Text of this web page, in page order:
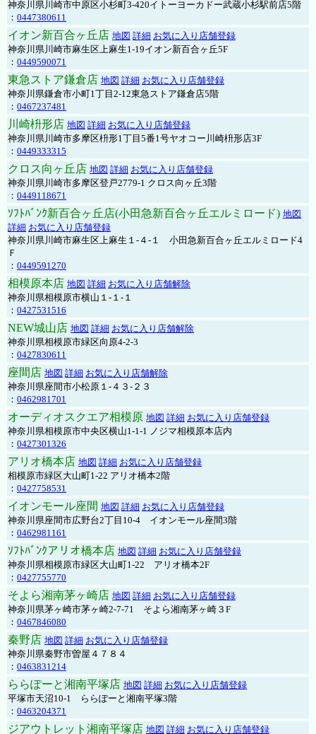
神奈川県川崎市中原区小杉町3-420イトーヨーカドー武蔵小杉駅前店5階
： 0447380611
イオン新百合ヶ丘店 地図 詳細 お気に入り店舗登録
神奈川県川崎市麻生区上麻生1-19イオン新百合ヶ丘5F
： 0449590071
東急ストア鎌倉店 地図 詳細 お気に入り店舗登録
神奈川県鎌倉市小町1丁目2-12東急ストア鎌倉店5階
： 0467237481
川崎枡形店 地図 詳細 お気に入り店舗登録
神奈川県川崎市多摩区枡形1丁目5番1号ヤオコー川崎枡形店3F
： 0449333315
クロス向ヶ丘店 地図 詳細 お気に入り店舗登録
神奈川県川崎市多摩区登戸2779-1 クロス向ヶ丘3階
： 0449118671
ｿﾌﾄﾊﾞﾝｸ新百合ヶ丘店(小田急新百合ヶ丘エルミロード) 地図
詳細 お気に入り店舗登録
神奈川県川崎市麻生区上麻生１-４-１ 小田急新百合ヶ丘エルミロード4
Ｆ
： 0449591270
相模原本店 地図 詳細 お気に入り店舗解除
神奈川県相模原市横山１-１-１
： 0427531516
NEW城山店 地図 詳細 お気に入り店舗解除
神奈川県相模原市緑区向原4-2-3
： 0427830611
座間店 地図 詳細 お気に入り店舗解除
神奈川県座間市小松原１-４３-２３
： 0462981701
オーディオスクエア相模原 地図 詳細 お気に入り店舗登録
神奈川県相模原市中央区横山1-1-1 ノジマ相模原本店内
： 0427301326
アリオ橋本店 地図 詳細 お気に入り店舗登録
相模原市緑区大山町1-22 アリオ橋本2階
： 0427758531
イオンモール座間 地図 詳細 お気に入り店舗登録
神奈川県座間市広野台2丁目10-4 イオンモール座間3階
： 0462981161
ｿﾌﾄﾊﾞﾝｸアリオ橋本店 地図 詳細 お気に入り店舗登録
神奈川県相模原市緑区大山町1-22 アリオ橋本2F
： 0427755770
そよら湘南茅ヶ崎店 地図 詳細 お気に入り店舗登録
神奈川県茅ヶ崎市茅ヶ崎2‐7‐71 そよら湘南茅ヶ崎３F
： 0467846080
秦野店 地図 詳細 お気に入り店舗登録
神奈川県秦野市曽屋４７８４
： 0463831214
ららぽーと湘南平塚店 地図 詳細 お気に入り店舗登録
平塚市天沼10-1 ららぽーと湘南平塚3階
： 0463204371
ジアウトレット湘南平塚店 地図 詳細 お気に入り店舗登録